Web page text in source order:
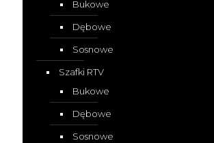
Bukowe
Dębowe
Sosnowe
Szafki RTV
Bukowe
Dębowe
Sosnowe